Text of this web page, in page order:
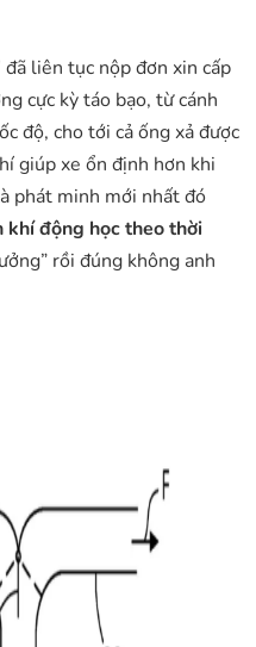
liên tục nộp đơn xin cấp
cực kỳ táo bạo, từ cánh
độ, cho tới cả ống xả được
giúp xe ổn định hơn khi
phát minh mới nhất đó
động học theo thời
rồi đúng không anh